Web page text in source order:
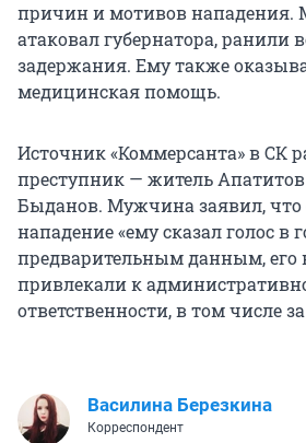
причин и мотивов нападения.
атаковал губернатора, ранили
задержания. Ему также
медицинская помощь.
Источник «Коммерсанта» в СК
преступник — житель
Быданов. Мужчина заявил, что
нападение «ему сказал голос в
предварительным данным, его
привлекали к
ответственности, в том числе
Василина Березкина
Корреспондент